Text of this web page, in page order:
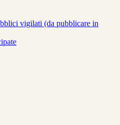
vigilati (da pubblicare in